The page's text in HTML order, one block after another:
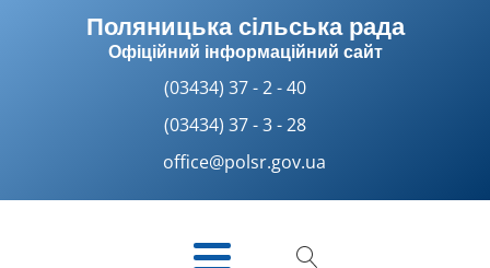
Поляницька сільська рада
Офіційний інформаційний сайт
(03434) 37 - 2 - 40
(03434) 37 - 3 - 28
office@polsr.gov.ua